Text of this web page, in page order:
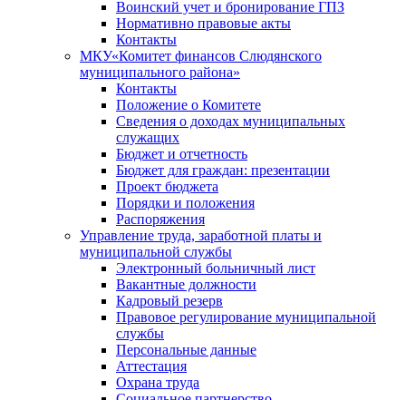
Воинский учет и бронирование ГПЗ
Нормативно правовые акты
Контакты
МКУ«Комитет финансов Слюдянского
муниципального района»
Контакты
Положение о Комитете
Сведения о доходах муниципальных
служащих
Бюджет и отчетность
Бюджет для граждан: презентации
Проект бюджета
Порядки и положения
Распоряжения
Управление труда, заработной платы и
муниципальной службы
Электронный больничный лист
Вакантные должности
Кадровый резерв
Правовое регулирование муниципальной
службы
Персональные данные
Аттестация
Охрана труда